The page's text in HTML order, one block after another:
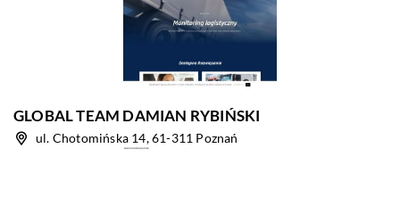
GLOBAL TEAM DAMIAN RYBIŃSKI
ul. Chotomińska 14, 61-311 Poznań